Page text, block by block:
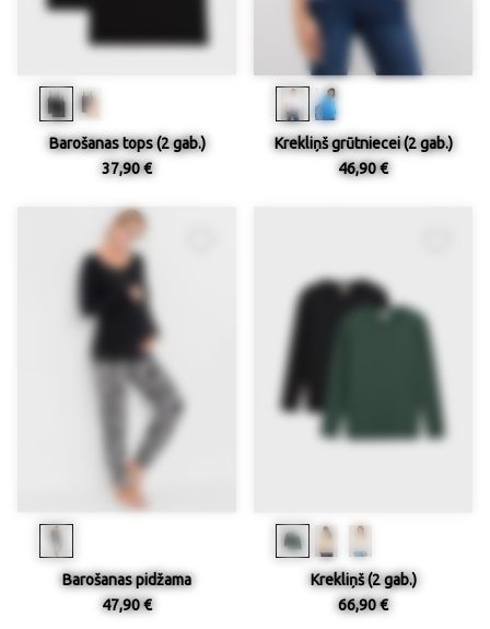
Barošanas tops (2 gab.)
37,90 €
Krekliņš grūtniecei (2 gab.)
46,90 €
Barošanas pidžama
47,90 €
Krekliņš (2 gab.)
66,90 €